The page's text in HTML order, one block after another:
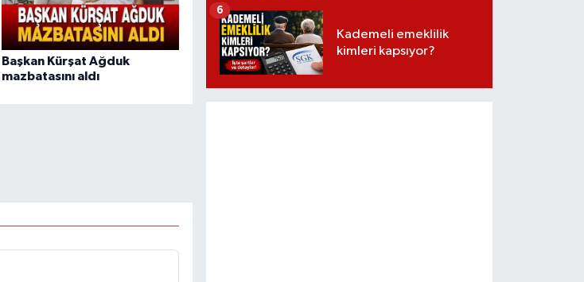
Başkan Kürşat Ağduk
mazbatasını aldı
Kademeli emeklilik
kimleri kapsıyor?
6